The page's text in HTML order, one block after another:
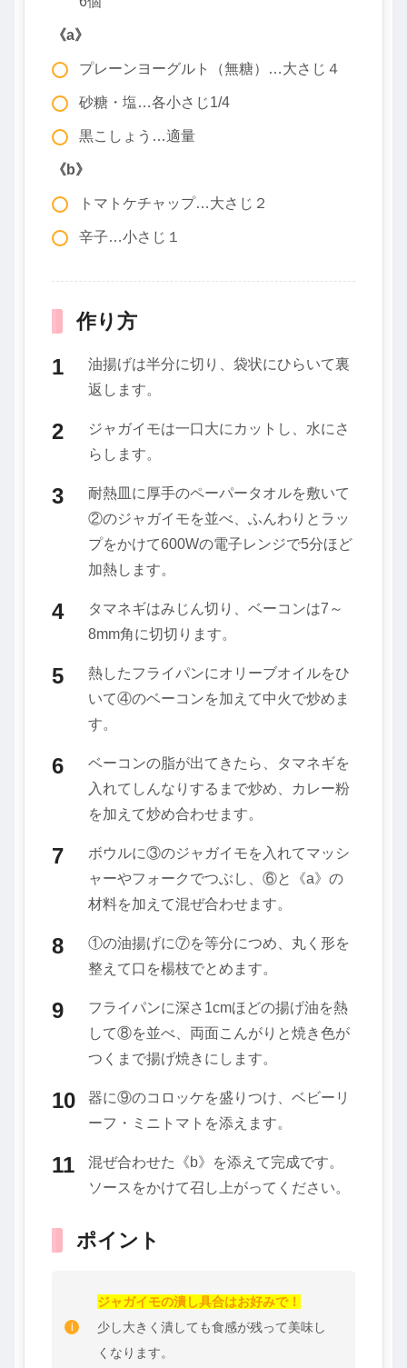
《a》
プレーンヨーグルト（無糖）…大さじ４
砂糖・塩…各小さじ1/4
黒こしょう…適量
《b》
トマトケチャップ…大さじ２
辛子…小さじ１
作り方
油揚げは半分に切り、袋状にひらいて裏
返します。
ジャガイモは一口大にカットし、水にさ
らします。
耐熱皿に厚手のペーパータオルを敷いて
②のジャガイモを並べ、ふんわりとラッ
プをかけて600Wの電子レンジで5分ほど
加熱します。
タマネギはみじん切り、ベーコンは7～
8mm角に切切ります。
熱したフライパンにオリーブオイルをひ
いて④のベーコンを加えて中火で炒めま
す。
ベーコンの脂が出てきたら、タマネギを
入れてしんなりするまで炒め、カレー粉
を加えて炒め合わせます。
ボウルに③のジャガイモを入れてマッシ
ャーやフォークでつぶし、⑥と《a》の
材料を加えて混ぜ合わせます。
①の油揚げに⑦を等分につめ、丸く形を
整えて口を楊枝でとめます。
フライパンに深さ1cmほどの揚げ油を熱
して⑧を並べ、両面こんがりと焼き色が
つくまで揚げ焼きにします。
器に⑨のコロッケを盛りつけ、ベビーリ
ーフ・ミニトマトを添えます。
混ぜ合わせた《b》を添えて完成です。
ソースをかけて召し上がってください。
ポイント
ジャガイモの潰し具合はお好みで！
少し大きく潰しても食感が残って美味し
くなります。